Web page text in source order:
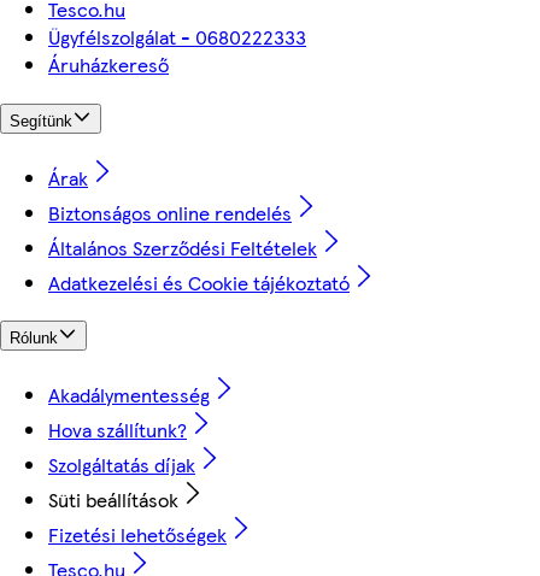
Tesco.hu
Ügyfélszolgálat - 0680222333
Áruházkereső
Segítünk
Árak
Biztonságos online rendelés
Általános Szerződési Feltételek
Adatkezelési és Cookie tájékoztató
Rólunk
Akadálymentesség
Hova szállítunk?
Szolgáltatás díjak
Süti beállítások
Fizetési lehetőségek
Tesco.hu